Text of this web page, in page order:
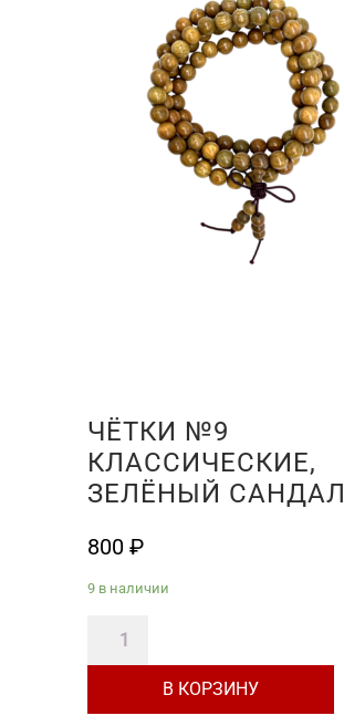
ЧЁТКИ №9
КЛАССИЧЕСКИЕ,
ЗЕЛЁНЫЙ САНДАЛ
800 ₽
9 в наличии
Количество
товара
В КОРЗИНУ